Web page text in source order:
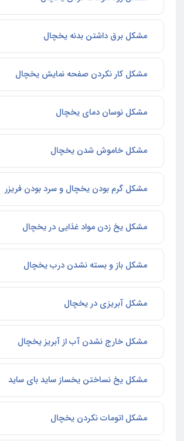
مشکل برق داشتن بدنه یخچال
مشکل کار نکردن صفحه نمایش یخچال
مشکل نوسان دمای یخچال
مشکل خاموش شدن یخچال
مشکل گرم بودن یخچال و سرد بودن فریزر
مشکل یخ زدن مواد غذایی در یخچال
مشکل باز و بسته نشدن درب یخچال
مشکل آبریزی در یخچال
مشکل خارج نشدن آب از آبریز یخچال
مشکل یخ نساختن یخساز ساید بای ساید
مشکل اتومات نکردن یخچال